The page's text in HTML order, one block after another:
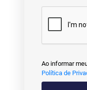
Ao informar
Política de